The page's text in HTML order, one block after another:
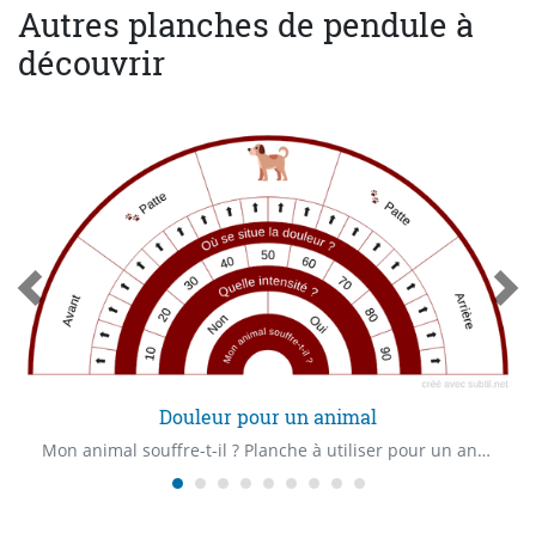
Autres planches de pendule à
découvrir
Douleur pour un animal
Mon animal souffre-t-il ? Planche à utiliser pour un animal, elle permet de localiser la douleur et de trouver son intensité.